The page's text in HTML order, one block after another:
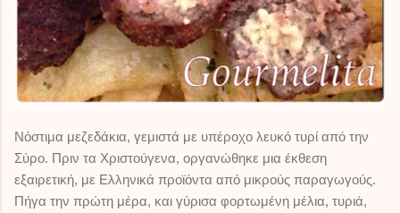
Νόστιμα μεζεδάκια, γεμιστά με υπέροχο λευκό τυρί από την
Σύρο. Πριν τα Χριστούγενα, οργανώθηκε μια έκθεση
εξαιρετική, με Ελληνικά προϊόντα από μικρούς παραγωγούς.
Πήγα την πρώτη μέρα, και γύρισα φορτωμένη μέλια, τυριά,